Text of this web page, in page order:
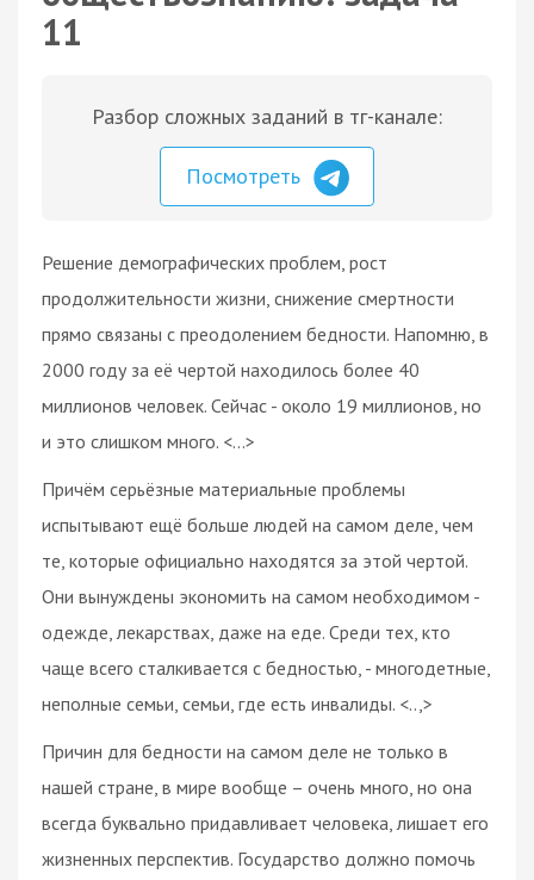
11
Разбор сложных заданий в тг-канале:
Посмотреть
Решение демографических проблем, рост
продолжительности жизни, снижение смертности
прямо связаны с преодолением бедности. Напомню, в
2000 году за её чертой находилось более 40
миллионов человек. Сейчас - около 19 миллионов, но
и это слишком много. <...>
Причём серьёзные материальные проблемы
испытывают ещё больше людей на самом деле, чем
те, которые официально находятся за этой чертой.
Они вынуждены экономить на самом необходимом -
одежде, лекарствах, даже на еде. Среди тех, кто
чаще всего сталкивается с бедностью, - многодетные,
неполные семьи, семьи, где есть инвалиды. <..,>
Причин для бедности на самом деле не только в
нашей стране, в мире вообще – очень много, но она
всегда буквально придавливает человека, лишает его
жизненных перспектив. Государство должно помочь